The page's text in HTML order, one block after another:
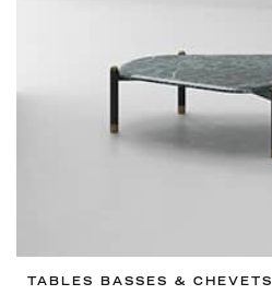
TABLES BASSES & CHEVETS